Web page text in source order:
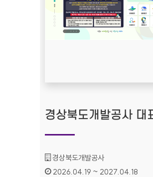
경상북도개발공사 대
기관명 :
경상북도개발공사
인증기간 :
2026.04.19 ~ 2027.04.18